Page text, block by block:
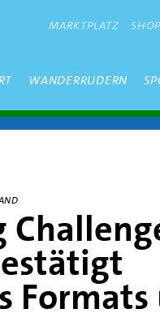
METANAVIGATION
MARKTPLATZ SHOP
WANDERRUDERN
Formats